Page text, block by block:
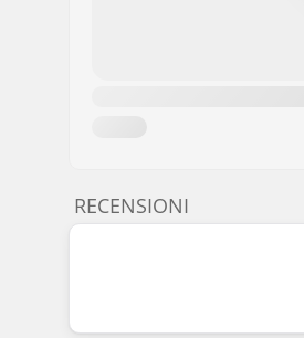
RECENSIONI